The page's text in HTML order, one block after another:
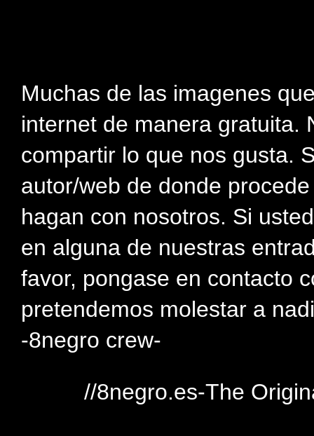
Muchas de las imagenes
internet de manera gratuita.
compartir lo que nos gusta.
autor/web de donde
hagan con nosotros. Si
en alguna de nuestras
favor, pongase en contacto
pretendemos molestar a
-8negro crew-
//8negro.es-The